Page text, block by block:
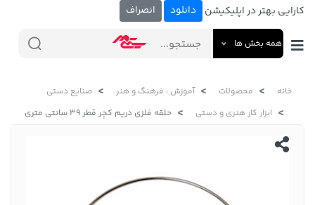
کارایی بهتر در اپلیکیشن دانلود انصراف
همه بخش ها
خانه محصولات آموزش ، فرهنگ و هنر
صنایع دستی
ابزار کار هنری و دستی
حلقه فلزی دریم کچر قطر 39 سانتی متری